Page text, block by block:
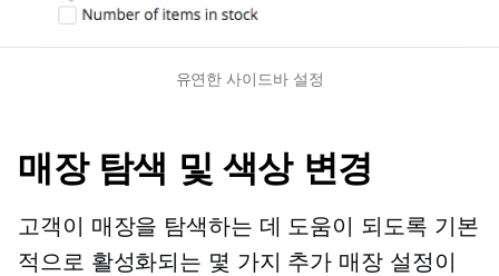
유연한 사이드바 설정
매장 탐색 및 색상 변경
고객이 매장을 탐색하는 데 도움이 되도록 기본
적으로 활성화되는 몇 가지 추가 매장 설정이